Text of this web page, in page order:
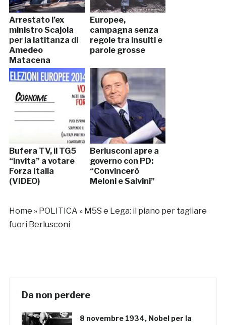
Arrestato l’ex
ministro Scajola
per la latitanza di
Amedeo
Matacena
Europee,
campagna senza
regole tra insulti e
parole grosse
Bufera TV, il TG5
“invita” a votare
Forza Italia
(VIDEO)
Berlusconi apre a
governo con PD:
“Convincerò
Meloni e Salvini”
Home » POLITICA » M5S e Lega: il piano per tagliare
fuori Berlusconi
Da non perdere
8 novembre 1934, Nobel per la